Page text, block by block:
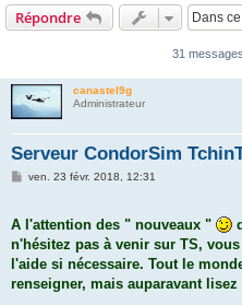
Répondre
31 messages
canastel9g
Administrateur
Serveur CondorSim
M
a
g
ven. 23 févr. 2018, 12:31
A l'attention des " nouveaux "
n'hésitez pas à venir sur TS,
l'aide si nécessaire. Tout le
renseigner, mais auparavant